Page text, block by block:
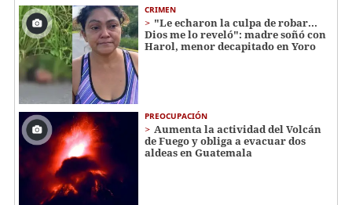
CRIMEN
"Le echaron la culpa de robar...
Dios me lo reveló": madre soñó con
Harol, menor decapitado en Yoro
PREOCUPACIÓN
Aumenta la actividad del Volcán
de Fuego y obliga a evacuar dos
aldeas en Guatemala